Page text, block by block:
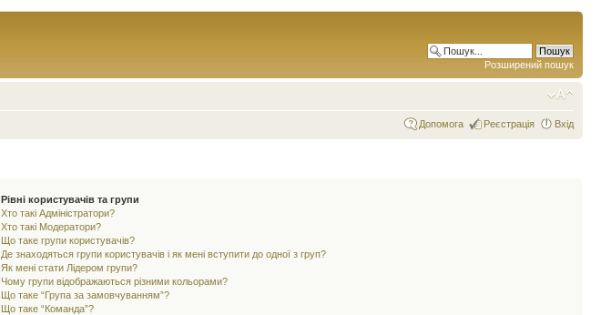
Розширений пошук
Допомога Реєстрація Вхід
Рівні користувачів та групи
Хто такі Адміністратори?
Хто такі Модератори?
Що таке групи користувачів?
Де знаходяться групи користувачів і як мені вступити до одної з груп?
Як мені стати Лідером групи?
Чому групи відображаються різними кольорами?
Що таке “Група за замовчуванням”?
Що таке “Команда”?